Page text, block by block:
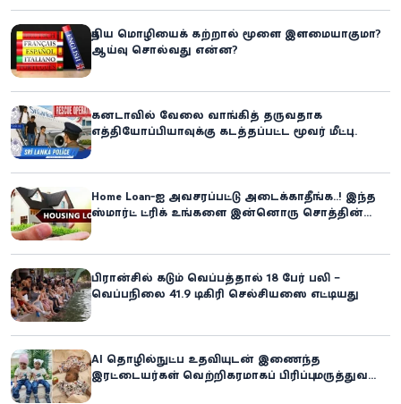
புதிய மொழியைக் கற்றால் மூளை இளமையாகுமா?
ஆய்வு சொல்வது என்ன?
கனடாவில் வேலை வாங்கித் தருவதாக
எத்தியோப்பியாவுக்கு கடத்தப்பட்ட மூவர் மீட்பு:
Home Loan-ஐ அவசரப்பட்டு அடைக்காதீங்க..! இந்த
ஸ்மார்ட் ட்ரிக் உங்களை இன்னொரு சொத்தின்
பிரான்சில் கடும் வெப்பத்தால் 18 பேர் பலி –
வெப்பநிலை 41.9 டிகிரி செல்சியஸை எட்டியது
AI தொழில்நுட்ப உதவியுடன் இணைந்த
இரட்டையர்கள் வெற்றிகரமாகப் பிரிப்பு: மருத்துவ